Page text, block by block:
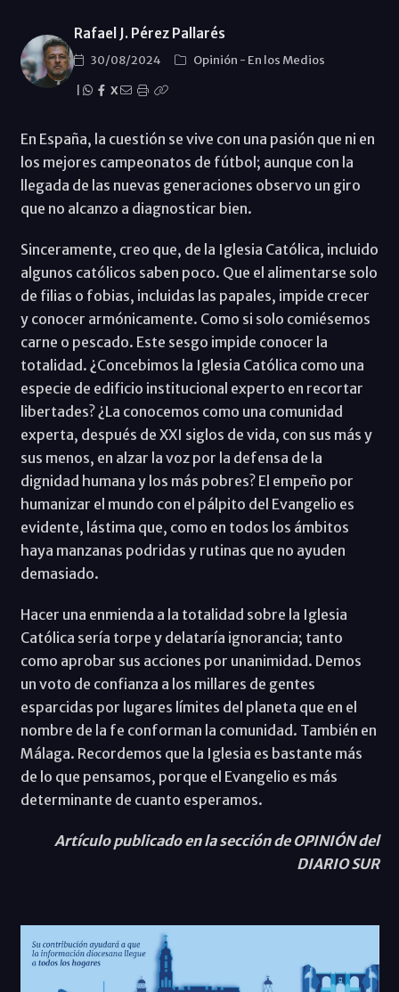
Rafael J. Pérez Pallarés
30/08/2024 Opinión - En los Medios
X
En España, la cuestión se vive con una pasión que ni en
los mejores campeonatos de fútbol; aunque con la
llegada de las nuevas generaciones observo un giro
que no alcanzo a diagnosticar bien.
Sinceramente, creo que, de la Iglesia Católica, incluido
algunos católicos saben poco. Que el alimentarse solo
de filias o fobias, incluidas las papales, impide crecer
y conocer armónicamente. Como si solo comiésemos
carne o pescado. Este sesgo impide conocer la
totalidad. ¿Concebimos la Iglesia Católica como una
especie de edificio institucional experto en recortar
libertades? ¿La conocemos como una comunidad
experta, después de XXI siglos de vida, con sus más y
sus menos, en alzar la voz por la defensa de la
dignidad humana y los más pobres? El empeño por
humanizar el mundo con el pálpito del Evangelio es
evidente, lástima que, como en todos los ámbitos
haya manzanas podridas y rutinas que no ayuden
demasiado.
Hacer una enmienda a la totalidad sobre la Iglesia
Católica sería torpe y delataría ignorancia; tanto
como aprobar sus acciones por unanimidad. Demos
un voto de confianza a los millares de gentes
esparcidas por lugares límites del planeta que en el
nombre de la fe conforman la comunidad. También en
Málaga. Recordemos que la Iglesia es bastante más
de lo que pensamos, porque el Evangelio es más
determinante de cuanto esperamos.
Artículo publicado en la sección de OPINIÓN del
DIARIO SUR